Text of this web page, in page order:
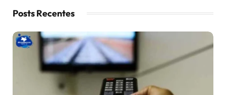
Posts Recentes